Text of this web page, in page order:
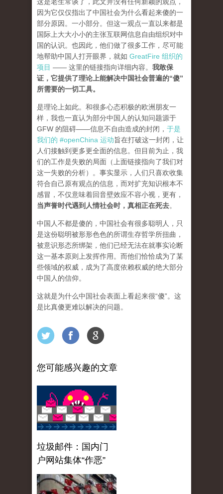
因为它仅仅指出了中国社会为什么看起来傻的一
部分原因。一小部分。但这一观点一直以来都是
国际上大大小小的主张互联网信息自由组织对中
国的认识。也因此，他们做了很多工作，尽可能
地帮助中国人打开眼界，就如 GreatFire 组织的
项目 —— 这里的链接指向详细内容。 我敢保
证，它提供了理论上能解决中国社会普遍的“傻”
所需要的一切工具。
是理论上如此。和很多心态积极的欧洲朋友一
样，我也一直认为部分中国人的认知问题源于
GFW 的阻碍——信息不自由造成的封闭， 于是
我们的 #openChina 运动旨在打破这一封闭，让
人们接触到更多更全面的信息。但目前为止，我
们的工作是失败的局面（ 上面链接指向了我们对
这一失败的分析）。事实显示，人们只喜欢收集
符合自己原有观点的信息，而对扩充知识根本不
感冒，不仅意味着回音壁效应不容小视，更有，
当声誉时代遇到人情社会时，真相正在死去。
中国人不都是傻的，中国社会有很多聪明人，只
是这份聪明被形形色色的所谓生存哲学所扭曲，
被意识形态所绑架，他们已经无法在就事实论断
这一基本原则上发挥作用。而他们恰恰成为了某
些领域的权威，成为了高度依赖权威的绝大部分
中国人的信仰。
这就是为什么中国社会表面上看起来很“傻”。这
是比真傻更难以解决的问题。
您可能感兴趣的文章
垃圾邮件：国内门
户网站集体“作恶”